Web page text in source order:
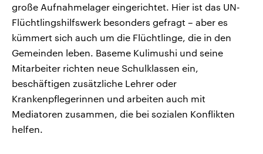
große Aufnahmelager eingerichtet. Hier ist das UN-
Flüchtlingshilfswerk besonders gefragt – aber es
kümmert sich auch um die Flüchtlinge, die in den
Gemeinden leben. Baseme Kulimushi und seine
Mitarbeiter richten neue Schulklassen ein,
beschäftigen zusätzliche Lehrer oder
Krankenpflegerinnen und arbeiten auch mit
Mediatoren zusammen, die bei sozialen Konflikten
helfen.